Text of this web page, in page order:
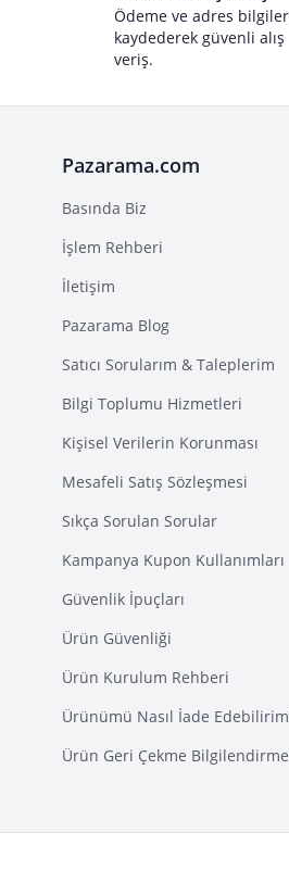
Ödeme ve adres
kaydederek güvenli alış
veriş.
Pazarama.com
Basında Biz
İşlem Rehberi
İletişim
Pazarama Blog
Satıcı Sorularım & Taleplerim
Bilgi Toplumu Hizmetleri
Kişisel Verilerin Korunması
Mesafeli Satış Sözleşmesi
Sıkça Sorulan Sorular
Kampanya Kupon Kullanımları
Güvenlik İpuçları
Ürün Güvenliği
Ürün Kurulum Rehberi
Ürünümü Nasıl İade
Ürün Geri Çekme